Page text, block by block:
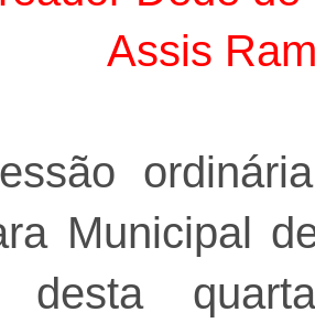
Assis
Municipal
desta